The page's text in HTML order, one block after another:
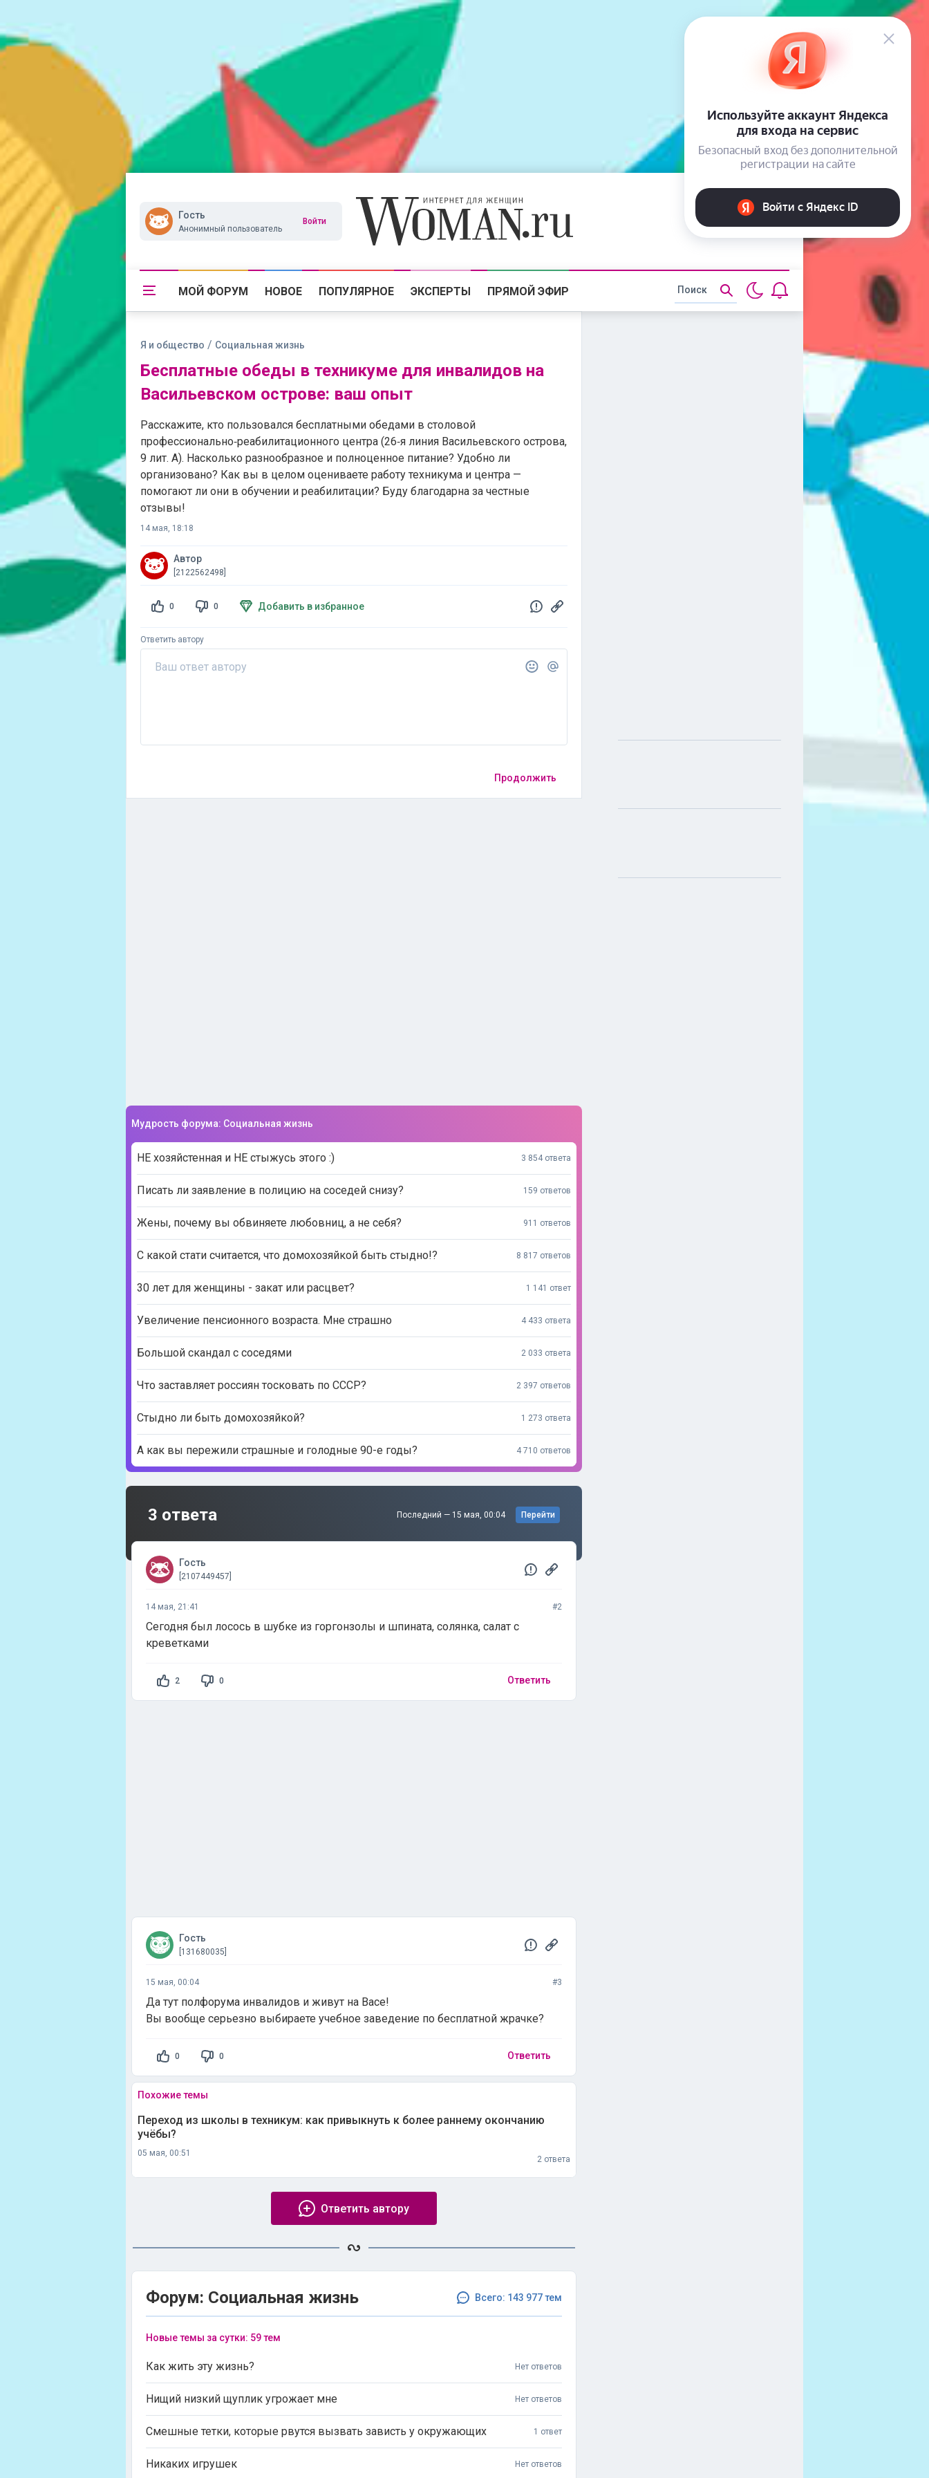
Гость
Анонимный пользователь
Войти
МОЙ ФОРУМ НОВОЕ ПОПУЛЯРНОЕ ЭКСПЕРТЫ ПРЯМОЙ ЭФИР
Я и общество / Социальная жизнь
Бесплатные обеды в техникуме для инвалидов на
Васильевском острове: ваш опыт
Расскажите, кто пользовался бесплатными обедами в столовой
профессионально‑реабилитационного центра (26‑я линия Васильевского острова,
9 лит. А). Насколько разнообразное и полноценное питание? Удобно ли
организовано? Как вы в целом оцениваете работу техникума и центра —
помогают ли они в обучении и реабилитации? Буду благодарна за честные
отзывы!
14 мая, 18:18
Автор
[2122562498]
0 0 Добавить в избранное
Ответить автору
Продолжить
Мудрость форума: Социальная жизнь
НЕ хозяйстенная и НЕ стыжусь этого :) 3 854 ответа
Писать ли заявление в полицию на соседей снизу? 159 ответов
Жены, почему вы обвиняете любовниц, а не себя? 911 ответов
С какой стати считается, что домохозяйкой быть стыдно!? 8 817 ответов
30 лет для женщины - закат или расцвет? 1 141 ответ
Увеличение пенсионного возраста. Мне страшно 4 433 ответа
Большой скандал с соседями 2 033 ответа
Что заставляет россиян тосковать по СССР? 2 397 ответов
Стыдно ли быть домохозяйкой? 1 273 ответа
А как вы пережили страшные и голодные 90-е годы? 4 710 ответов
3 ответа Последний — 15 мая, 00:04 Перейти
Гость
[2107449457]
14 мая, 21:41 #2
Сегодня был лосось в шубке из горгонзолы и шпината, солянка, салат с
креветками
2 0 Ответить
Гость
[131680035]
15 мая, 00:04 #3
Да тут полфорума инвалидов и живут на Васе!
Вы вообще серьезно выбираете учебное заведение по бесплатной жрачке?
0 0 Ответить
Похожие темы
Переход из школы в техникум: как привыкнуть к более раннему окончанию
учёбы?
05 мая, 00:51
2 ответа
Ответить автору
Форум: Социальная жизнь Всего: 143 977 тем
Новые темы за сутки: 59 тем
Как жить эту жизнь? Нет ответов
Нищий низкий щуплик угрожает мне Нет ответов
Смешные тетки, которые рвутся вызвать зависть у окружающих 1 ответ
Никаких игрушек Нет ответов